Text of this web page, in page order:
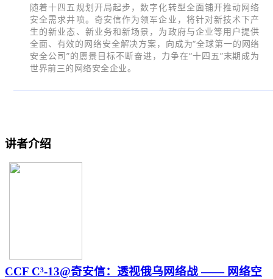
随着十四五规划开局起步，数字化转型全面铺开推动网络
安全需求井喷。奇安信作为领军企业，将针对新技术下产
生的新业态、新业务和新场景，为政府与企业等用户提供
全面、有效的网络安全解决方案，向成为“全球第一的网络
安全公司”的愿景目标不断奋进，力争在“十四五”末期成为
世界前三的网络安全企业。
讲者介绍
CCF C³-13@奇安信：透视俄乌网络战 —— 网络空